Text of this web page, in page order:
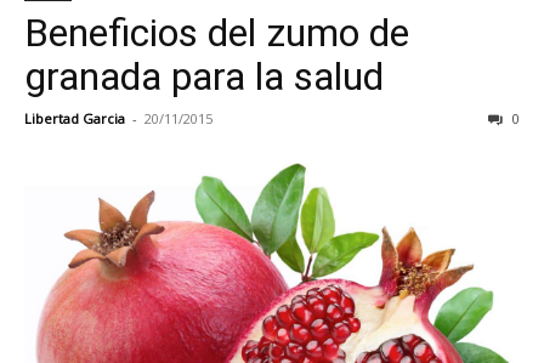
Beneficios del zumo de
granada para la salud
Libertad Garcia - 20/11/2015 0